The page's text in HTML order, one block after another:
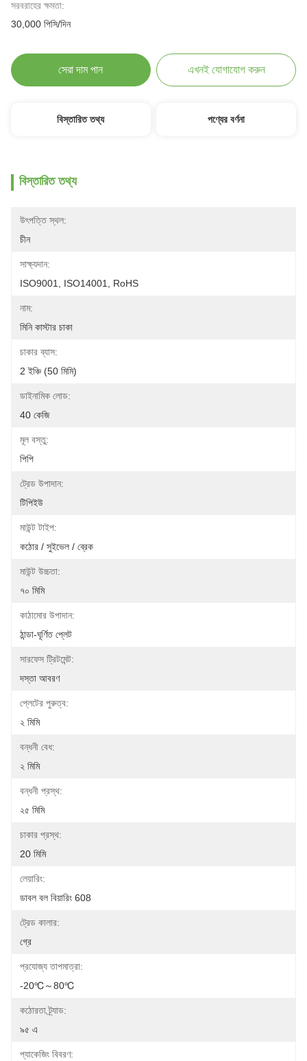
সরবরাহের ক্ষমতা:
30,000 পিসি/দিন
সেরা দাম পান এখনই যোগাযোগ করুন
বিস্তারিত তথ্য পণ্যের বর্ণনা
বিস্তারিত তথ্য
উৎপত্তি স্থল:
চীন
সাক্ষ্যদান:
ISO9001, ISO14001, RoHS
নাম:
মিনি কাস্টার চাকা
চাকার ব্যাস:
2 ইঞ্চি (50 মিমি)
ডাইনামিক লোড:
40 কেজি
মূল বস্তু:
পিপি
ট্রেড উপাদান:
টিপিইউ
মাউন্ট টাইপ:
কঠোর / সুইভেল / ব্রেক
মাউন্ট উচ্চতা:
৭০ মিমি
কাঠামোর উপাদান:
ঠান্ডা-ঘূর্ণিত প্লেট
সারফেস ট্রিটমেন্ট:
দস্তা আবরণ
প্লেটের পুরুত্ব:
২ মিমি
বন্ধনী বেধ:
২ মিমি
বন্ধনী প্রস্থ:
২৫ মিমি
চাকার প্রস্থ:
20 মিমি
লেয়ারিং:
ডাবল বল বিয়ারিং 608
ট্রেড কালার:
গ্রে
প্রযোজ্য তাপমাত্রা:
-20℃～80℃
কঠোরতা ট্র্যাড:
৯৫ এ
প্যাকেজিং বিবরণ: